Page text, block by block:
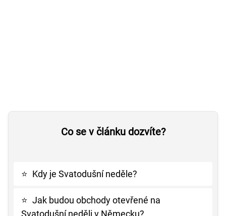
Co se v článku dozvíte?
⭐ Kdy je Svatodušní neděle?
⭐ Jak budou obchody otevřené na
Svatodušní neděli v Německu?